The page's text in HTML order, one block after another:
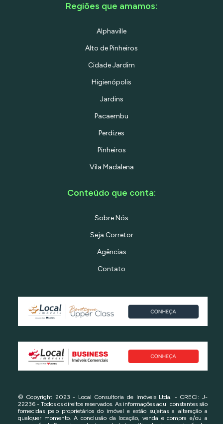
Regiões que amamos:
Alphaville
Alto de Pinheiros
Cidade Jardim
Higienópolis
Jardins
Pacaembu
Perdizes
Pinheiros
Vila Madalena
Conteúdo que conta:
Sobre Nós
Seja Corretor
Agências
Contato
© Copyright 2023 - Local Consultoria de Imóveis Ltda. - CRECI: J-
22236 - Todos os direitos reservados. As informações aqui constantes são
fornecidas pelo proprietários do imóvel e estão sujeitas a alteração a
qualquer momento. A conclusão da locação, venda e compra e/ou a
concessão de financiamento dependerá da análise da documentação das